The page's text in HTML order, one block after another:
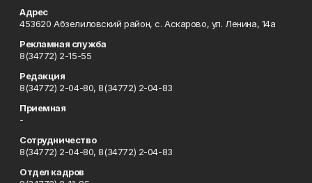
Адрес
453620 Абзелиловский район, с. Аскарово, ул. Ленина, 14а
Рекламная служба
8(34772) 2-15-55
Редакция
8(34772) 2-04-80, 8(34772) 2-04-83
Приемная
-
Сотрудничество
8(34772) 2-04-80, 8(34772) 2-04-83
Отдел кадров